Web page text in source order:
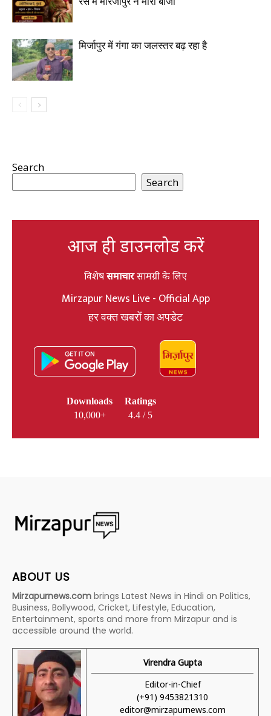
मिर्जापुर में गंगा का जलस्तर बढ़ रहा है
Search
Search
आज ही डाउनलोड करें
विशेषसमाचारसामग्री के लिए
Mirzapur News Live - Official App
हर वक्त खबरों का अपडेट
Downloads
10,000+
Ratings
4.4 / 5
ABOUT US
Mirzapurnews.com brings Latest News in Hindi on Politics,
Business, Bollywood, Cricket, Lifestyle, Education,
Entertainment, sports and more from Mirzapur and is
accessible around the world.
Virendra Gupta
Editor-in-Chief
(+91) 9453821310
editor@mirzapurnews.com